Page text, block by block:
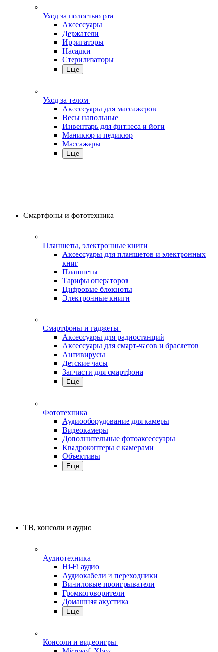
Уход за полостью рта
Аксессуары
Держатели
Ирригаторы
Насадки
Стерилизаторы
Еще
Уход за телом
Аксессуары для массажеров
Весы напольные
Инвентарь для фитнеса и йоги
Маникюр и педикюр
Массажеры
Еще
Смартфоны и фототехника
Планшеты, электронные книги
Аксессуары для планшетов и электронных
книг
Планшеты
Тарифы операторов
Цифровые блокноты
Электронные книги
Смартфоны и гаджеты
Аксессуары для радиостанций
Аксессуары для смарт-часов и браслетов
Антивирусы
Детские часы
Запчасти для смартфона
Еще
Фототехника
Аудиооборудование для камеры
Видеокамеры
Дополнительные фотоаксессуары
Квадрокоптеры с камерами
Объективы
Еще
ТВ, консоли и аудио
Аудиотехника
Hi-Fi аудио
Аудиокабели и переходники
Виниловые проигрыватели
Громкоговорители
Домашняя акустика
Еще
Консоли и видеоигры